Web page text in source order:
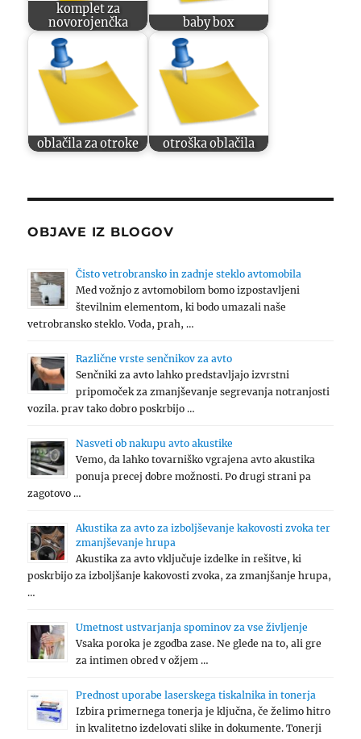
komplet za
novorojenčka
baby box
oblačila za otroke otroška oblačila
OBJAVE IZ BLOGOV
Čisto vetrobransko in zadnje steklo avtomobila
Med vožnjo z avtomobilom bomo izpostavljeni
številnim elementom, ki bodo umazali naše
vetrobransko steklo. Voda, prah, …
Različne vrste senčnikov za avto
Senčniki za avto lahko predstavljajo izvrstni
pripomoček za zmanjševanje segrevanja notranjosti
vozila. prav tako dobro poskrbijo …
Nasveti ob nakupu avto akustike
Vemo, da lahko tovarniško vgrajena avto akustika
ponuja precej dobre možnosti. Po drugi strani pa
zagotovo …
Akustika za avto za izboljševanje kakovosti zvoka ter
zmanjševanje hrupa
Akustika za avto vključuje izdelke in rešitve, ki
poskrbijo za izboljšanje kakovosti zvoka, za zmanjšanje hrupa,
…
Umetnost ustvarjanja spominov za vse življenje
Vsaka poroka je zgodba zase. Ne glede na to, ali gre
za intimen obred v ožjem …
Prednost uporabe laserskega tiskalnika in tonerja
Izbira primernega tonerja je ključna, če želimo hitro
in kvalitetno izdelovati slike in dokumente. Tonerji